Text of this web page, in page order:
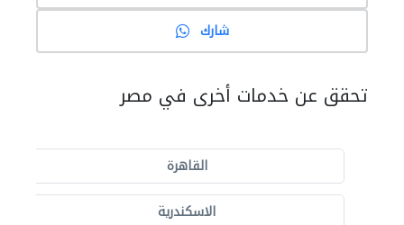
شارك
تحقق عن خدمات أخرى في مصر
القاهرة
الاسكندرية